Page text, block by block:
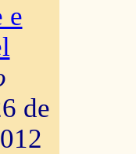
e
de